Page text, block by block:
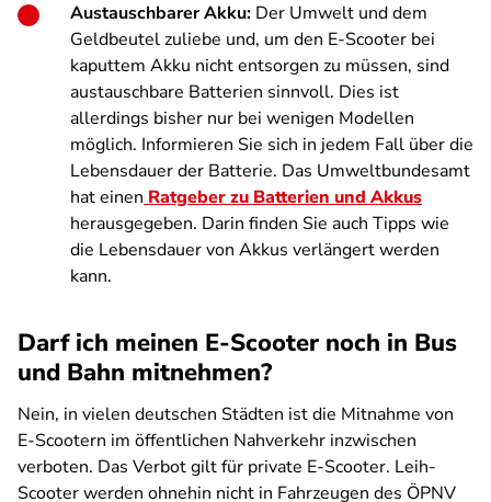
Austauschbarer Akku: Der Umwelt und dem
Geldbeutel zuliebe und, um den E-Scooter bei
kaputtem Akku nicht entsorgen zu müssen, sind
austauschbare Batterien sinnvoll. Dies ist
allerdings bisher nur bei wenigen Modellen
möglich. Informieren Sie sich in jedem Fall über die
Lebensdauer der Batterie. Das Umweltbundesamt
hat einen Ratgeber zu Batterien und Akkus
herausgegeben. Darin finden Sie auch Tipps wie
die Lebensdauer von Akkus verlängert werden
kann.
Darf ich meinen E-Scooter noch in Bus
und Bahn mitnehmen?
Nein, in vielen deutschen Städten ist die Mitnahme von
E-Scootern im öffentlichen Nahverkehr inzwischen
verboten. Das Verbot gilt für private E-Scooter. Leih-
Scooter werden ohnehin nicht in Fahrzeugen des ÖPNV